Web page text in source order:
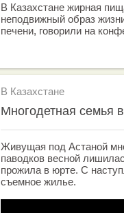
В Казахстане жирная
неподвижный образ
печени, говорили на
В Казахстане
Многодетная семья
Живущая под Астаной
паводков весной
прожила в юрте. С
съемное жилье.